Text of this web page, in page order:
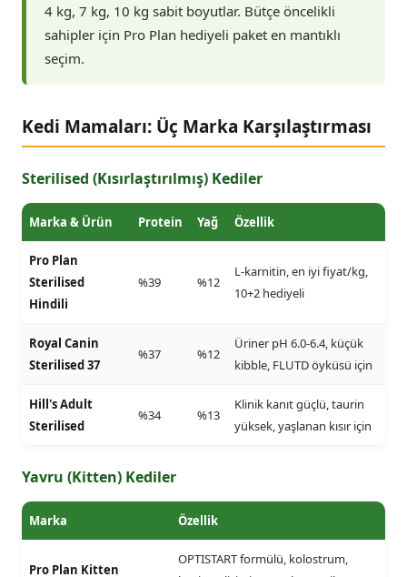
4 kg, 7 kg, 10 kg sabit boyutlar. Bütçe öncelikli
sahipler için Pro Plan hediyeli paket en mantıklı
seçim.
Kedi Mamaları: Üç Marka Karşılaştırması
Sterilised (Kısırlaştırılmış) Kediler
Marka & Ürün Protein Yağ Özellik
Pro Plan
Sterilised
Hindili
%39 %12
L-karnitin, en iyi fiyat/kg,
10+2 hediyeli
Royal Canin
Sterilised 37
%37 %12
Üriner pH 6.0-6.4, küçük
kibble, FLUTD öyküsü için
Hill's Adult
Sterilised
%34 %13
Klinik kanıt güçlü, taurin
yüksek, yaşlanan kısır için
Yavru (Kitten) Kediler
Marka Özellik
Pro Plan Kitten
OPTISTART formülü, kolostrum,